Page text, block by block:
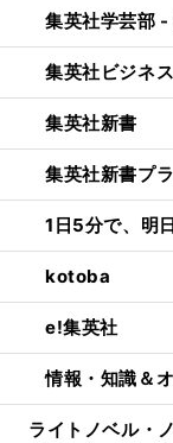
集英社学芸部
集英社ビジネ
集英社新書
集英社新書プ
1日5分で、明
kotoba
e!集英社
情報・知識＆
ライトノベル・